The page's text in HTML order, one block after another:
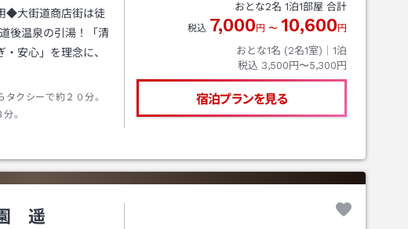
◆大街道商店街は徒
後温泉の引湯！「清
安心」を理念に、
タクシーで約２０分。
。
おとな2名 1泊1部屋 合計
税込 7,000 円 〜 10,600 円
おとな1名 (2名1室)｜ 1泊
税込 3,500円〜5,300円
宿泊プランを見る
遥